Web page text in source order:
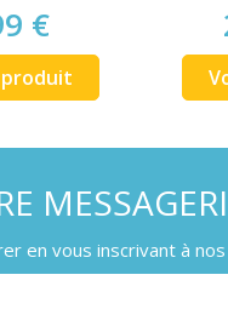
€
en vous inscrivant à